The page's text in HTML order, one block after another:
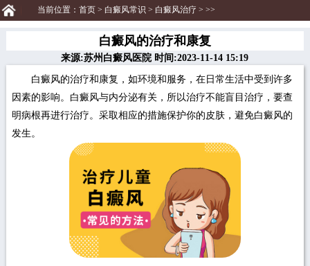
当前位置： 首页> 白癜风常识 > 白癜风治疗 > >>
白癜风的治疗和康复
来源:苏州白癜风医院 时间:2023-11-14 15:19
白癜风的治疗和康复，如环境和服务，在日常生活中受到许多
因素的影响。白癜风与内分泌有关，所以治疗不能盲目治疗，要查
明病根再进行治疗。采取相应的措施保护你的皮肤，避免白癜风的
发生。